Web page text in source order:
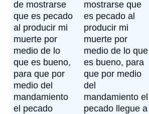
de mostrarse
que es pecado
al producir mi
muerte por
medio de lo
que es bueno,
para que por
medio del
mandamiento
el pecado
mostrarse que
es pecado al
producir mi
muerte por
medio de lo que
es bueno, para
que por medio
del
mandamiento el
pecado llegue a